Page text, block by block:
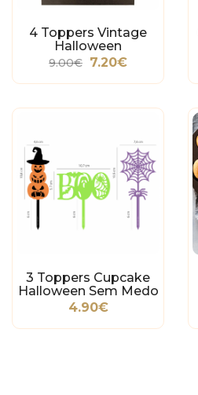
4 Toppers Vintage
Halloween
9.00€ 7.20€
3 Toppers Cupcake
Halloween Sem Medo
4.90€